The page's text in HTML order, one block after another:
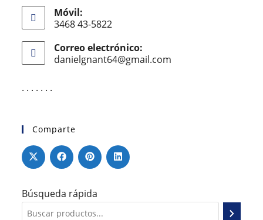
Móvil:
3468 43-5822
Correo electrónico:
danielgnant64@gmail.com
. . . . . . .
Comparte
Búsqueda rápida